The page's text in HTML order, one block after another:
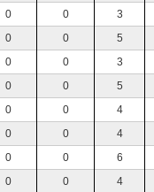
0 0 3
0 0 5
0 0 3
0 0 5
0 0 4
0 0 4
0 0 6
0 0 4